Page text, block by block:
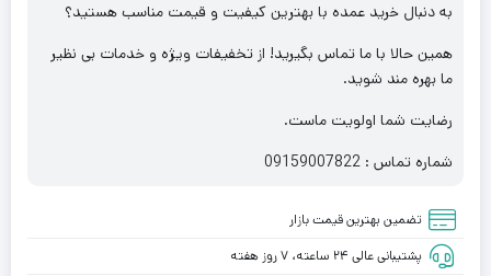
به دنبال خرید عمده با بهترین کیفیت و قیمت مناسب هستید؟
همین حالا با ما تماس بگیرید! از تخفیفات ویژه و خدمات بی نظیر
ما بهره مند شوید.
رضایت شما اولویت ماست.
شماره تماس : 09159007822
تضمین بهترین قیمت بازار
پشتیبانی عالی ۲۴ ساعته، ۷ روز هفته